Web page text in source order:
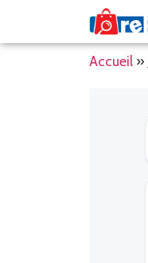
Accueil »